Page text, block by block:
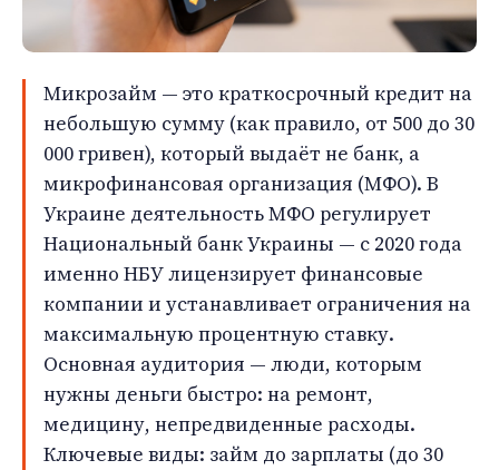
Микрозайм — это краткосрочный кредит на
небольшую сумму (как правило, от 500 до 30
000 гривен), который выдаёт не банк, а
микрофинансовая организация (МФО). В
Украине деятельность МФО регулирует
Национальный банк Украины — с 2020 года
именно НБУ лицензирует финансовые
компании и устанавливает ограничения на
максимальную процентную ставку.
Основная аудитория — люди, которым
нужны деньги быстро: на ремонт,
медицину, непредвиденные расходы.
Ключевые виды: займ до зарплаты (до 30